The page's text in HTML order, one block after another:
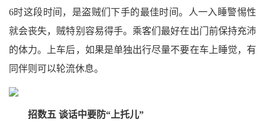
6时这段时间，是盗贼们下手的最佳时间。人一入睡警惕性
就会丧失，贼特别容易得手。乘客们最好在出门前保持充沛
的体力。上车后，如果是单独出行尽量不要在车上睡觉，有
同伴则可以轮流休息。
招数五 谈话中要防“上托儿”